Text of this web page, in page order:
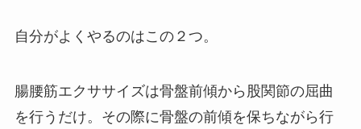
自分がよくやるのはこの２つ。
腸腰筋エクササイズは骨盤前傾から股関節の屈曲
を行うだけ。その際に骨盤の前傾を保ちながら行